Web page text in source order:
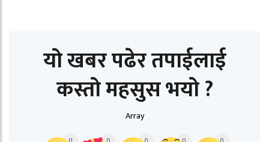
यो खबर पढेर तपाईलाई
कस्तो महसुस भयो ?
Array